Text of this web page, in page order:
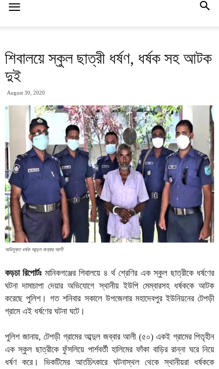
শিবালয়ে স্কুল ছাত্রী ধর্ষণ, ধর্ষক সহ আটক
দুই
August 30, 2020
অভিযুক্ত ধর্ষক আব্দুল জব্বার আলী
কড়চা রিপোর্টঃ মানিকগঞ্জের শিবালয়ে ৪ র্থ শ্রেণির এক স্কুল ছাত্রীকে ধর্ষণের
ঘটনা দামাচাপা দেয়ার অভিযোগে স্থানীয় ইউপি মেম্বারসহ ধর্ষককে আটক
করেছে পুলিশ। গত শনিবার সকালে উপজেলার মহাদেবপুর ইউনিয়নের টেপড়ী
গ্রামে এই ধর্ষণের ঘটনা ঘটে।
পুলিশ জানায়, টেপড়ী গ্রামের আব্দুল জব্বার আলী (৫০) একই গ্রামের পিতৃহীন
এক স্কুল ছাত্রীকে ফুঁসলিয়ে পার্শবর্তী হালিমের ফাঁকা বাড়ির রান্না ঘরে নিয়ে
ধর্ষণ করে। ভিকটিমের আর্তচিৎকারে ঘটনাস্থল থেকে স্থানীয়রা ধর্ষককে